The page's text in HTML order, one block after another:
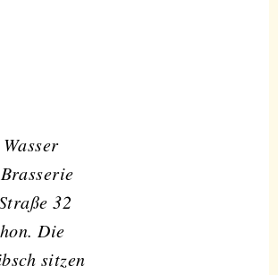
Wasser
Brasserie
32
Die
sitzen